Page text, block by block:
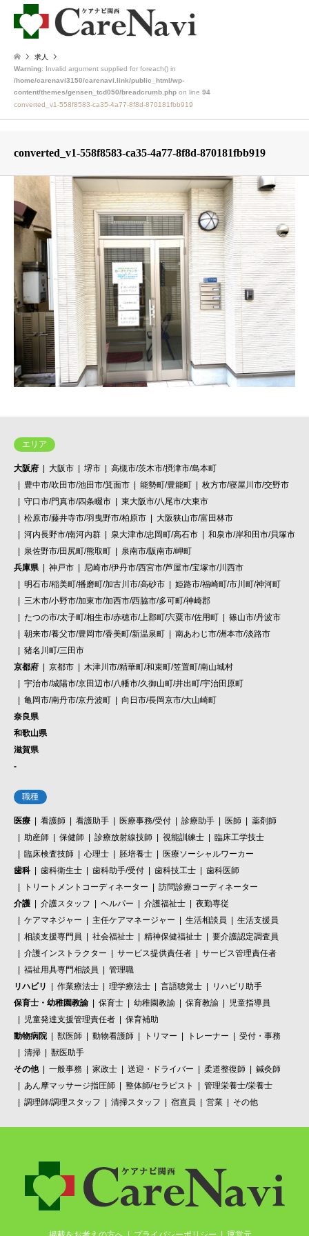
求人
Warning: Invalid argument supplied for foreach() in
/home/carenavi3150/carenavi.link/public_html/wp-
content/themes/gensen_tcd050/breadcrumb.php on line 94
converted_v1-558f8583-ca35-4a77-8f8d-870181fbb919
converted_v1-558f8583-ca35-4a77-8f8d-870181fbb919
エリア
大阪府 大阪市 堺市
高槻市/茨木市/摂津市/島本町
豊中市/吹田市/池田市/箕面市
能勢町/豊能町
枚方市/寝屋川市/交野市
守口市/門真市/四条畷市
東大阪市/八尾市/大東市
松原市/藤井寺市/羽曳野市/柏原市
大阪狭山市/富田林市
河内長野市/南河内群
泉大津市/忠岡町/高石市
和泉市/岸和田市/貝塚市
泉佐野市/田尻町/熊取町
泉南市/阪南市/岬町
兵庫県
神戸市
尼崎市/伊丹市/西宮市/芦屋市/宝塚市/川西市
明石市/稲美町/播磨町/加古川市/高砂市
姫路市/福崎町/市川町/神河町
三木市/小野市/加東市/加西市/西脇市/多可町/神崎郡
たつの市/太子町/相生市/赤穂市/上郡町/宍粟市/佐用町
篠山市/丹波市
朝来市/養父市/豊岡市/香美町/新温泉町
南あわじ市/洲本市/淡路市
猪名川町/三田市
京都府
京都市
木津川市/精華町/和束町/笠置町/南山城村
宇治市/城陽市/京田辺市/八幡市/久御山町/井出町/宇治田原町
亀岡市/南丹市/京丹波町
向日市/長岡京市/大山崎町
奈良県
和歌山県
滋賀県
-
職種
医療 看護師 看護助手 医療事務/受付 診療助手 医師
薬剤師
助産師
保健師 診療放射線技師 視能訓練士
臨床工学技士
臨床検査技師
心理士 胚培養士
医療ソーシャルワーカー
歯科
歯科衛生士 歯科助手/受付 歯科技工士
歯科医師
トリートメントコーディネーター
訪問診療コーディネーター
介護
介護スタッフ ヘルパー 介護福祉士
夜勤専従
ケアマネジャー
主任ケアマネージャー 生活相談員
生活支援員
相談支援専門員
社会福祉士 精神保健福祉士
要介護認定調査員
介護インストラクター
サービス提供責任者
サービス管理責任者
福祉用具専門相談員
管理職
リハビリ
作業療法士 理学療法士 言語聴覚士
リハビリ助手
保育士・幼稚園教諭
保育士 幼稚園教諭 保育教諭
児童指導員
児童発達支援管理責任者
保育補助
動物病院
獣医師 動物看護師 トリマー トレーナー
受付・事務
清掃
獣医助手
その他
一般事務 家政士 送迎・ドライバー 柔道整復師
鍼灸師
あん摩マッサージ指圧師
整体師/セラピスト
管理栄養士/栄養士
調理師/調理スタッフ
清掃スタッフ 宿直員 営業 その他